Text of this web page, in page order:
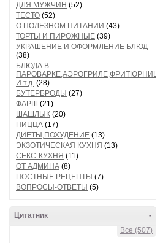
ДЛЯ МУЖЧИН (52)
ТЕСТО (52)
О ПОЛЕЗНОМ ПИТАНИИ (43)
ТОРТЫ И ПИРОЖНЫЕ (39)
УКРАШЕНИЕ И ОФОРМЛЕНИЕ БЛЮД
(38)
БЛЮДА В
ПАРОВАРКЕ,АЭРОГРИЛЕ,ФРИТЮРНИЦЕ
И т.д. (28)
БУТЕРБРОДЫ (27)
ФАРШ (21)
ШАШЛЫК (20)
ПИЦЦА (17)
ДИЕТЫ,ПОХУДЕНИЕ (13)
ЭКЗОТИЧЕСКАЯ КУХНЯ (13)
СЕКС-КУХНЯ (11)
ОТ АДМИНА (8)
ПОСТНЫЕ РЕЦЕПТЫ (7)
ВОПРОСЫ-ОТВЕТЫ (5)
-
Цитатник
Все (507)